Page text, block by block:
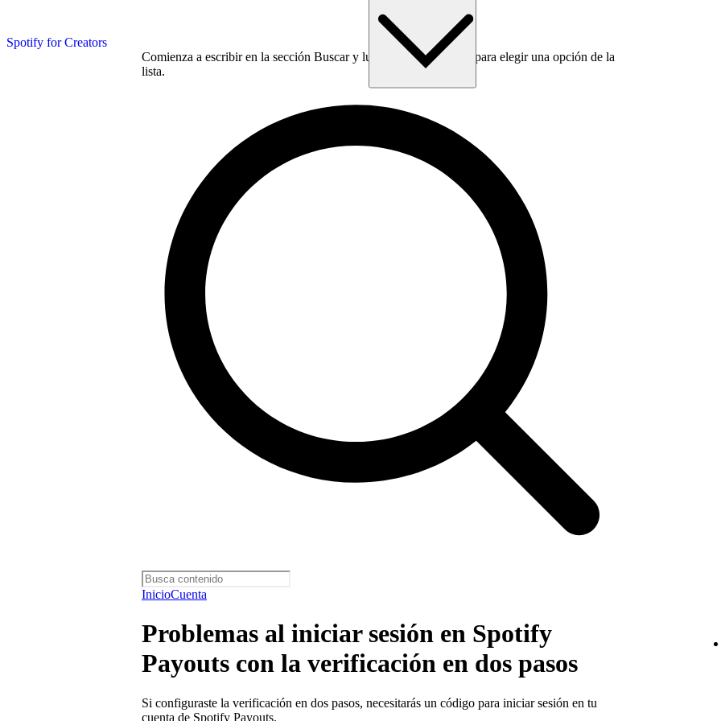
Spotify for Creators
Comienza a escribir en la sección Buscar y luego usa la tecla Tab para elegir una opción de la
lista.
InicioCuenta
Problemas al iniciar sesión en Spotify
Payouts con la verificación en dos pasos
Si configuraste la verificación en dos pasos, necesitarás un código para iniciar sesión en tu
cuenta de Spotify Payouts.